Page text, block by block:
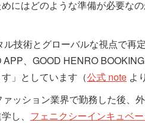
にはどのような準備が必要
技術とグローバルな視点で
、GOOD HENRO
」としています（公式 note よ
ッション業界で勤務した後
し、 フェニクシーインキュベ